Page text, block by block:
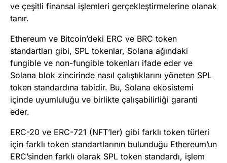
ve çeşitli finansal işlemleri gerçekleştirmelerine olanak
tanır.
Ethereum ve Bitcoin’deki ERC ve BRC token
standartları gibi, SPL tokenlar, Solana ağındaki
fungible ve non-fungible tokenları ifade eder ve
Solana blok zincirinde nasıl çalıştıklarını yöneten SPL
token standardına tabidir. Bu, Solana ekosistemi
içinde uyumluluğu ve birlikte çalışabilirliği garanti
eder.
ERC-20 ve ERC-721 (NFT’ler) gibi farklı token türleri
için farklı token standartlarının bulunduğu Ethereum’un
ERC’sinden farklı olarak SPL token standardı, işlem